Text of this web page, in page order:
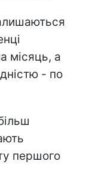
місяць, а
- по
першого